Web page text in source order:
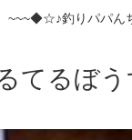
~~~◆☆♪釣りパパ
てるぼ